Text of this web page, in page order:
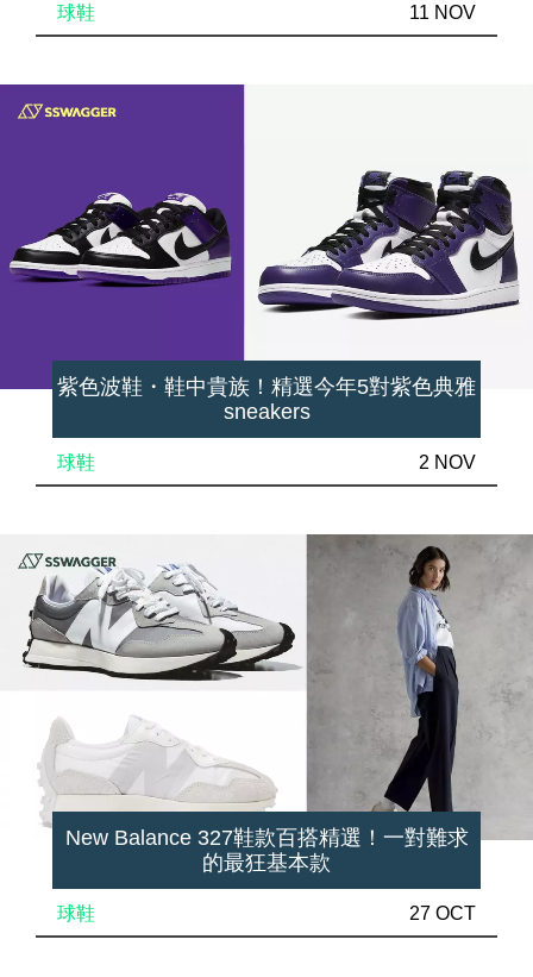
球鞋 11 NOV
紫色波鞋・鞋中貴族！精選今年5對紫色典雅
sneakers
球鞋 2 NOV
New Balance 327鞋款百搭精選！一對難求
的最狂基本款
球鞋 27 OCT